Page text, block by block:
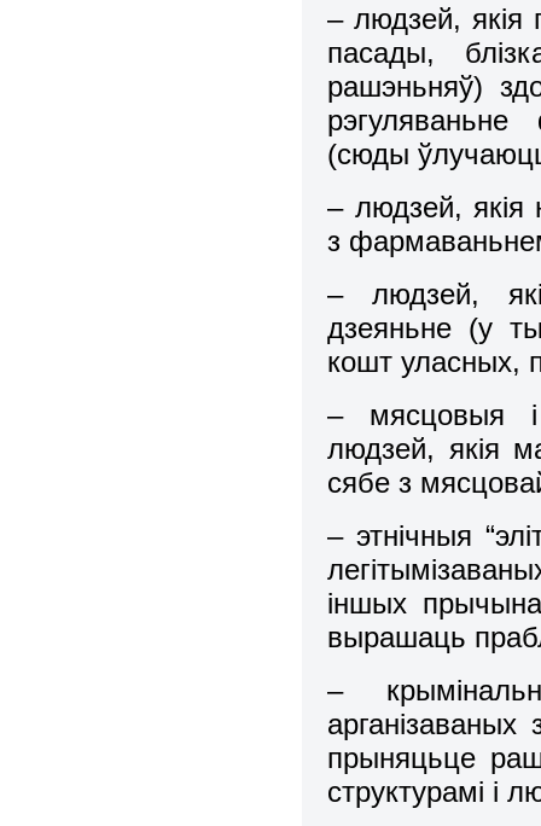
– людзей, якія
пасады,
рашэньняў)
(сюды
– людзей, якія
з
– людзей,
дзеяньне (у
кошт уласных,
– мясцовыя і
людзей, якія
сябе з
– этнічныя
іншых
вырашаць
–
прыняцьце
структурамі і